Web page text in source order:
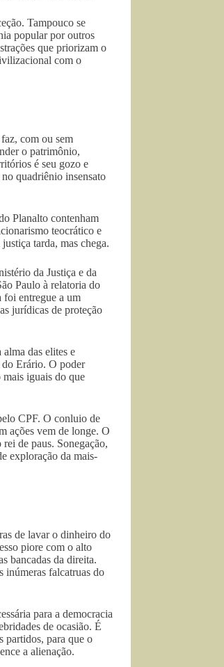
Tampouco se
popular por outros
que priorizam o
com o
com ou sem
o patrimônio,
é seu gozo e
quadriênio insensato
Planalto contenham
teocrático e
tarda, mas chega.
da Justiça e da
Paulo à relatoria do
foi entregue a um
jurídicas de proteção
das elites e
do Erário. O poder
iguais do que
CPF. O conluio de
ações vem de longe. O
de paus. Sonegação,
exploração da mais-
de lavar o dinheiro do
piore com o alto
bancadas da direita.
inúmeras falcatruas do
para a democracia
de ocasião. É
partidos, para que o
a alienação.